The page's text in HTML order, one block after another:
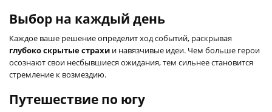
Выбор на каждый день
Каждое ваше решение определит ход событий, раскрывая
глубоко скрытые страхи и навязчивые идеи. Чем больше герои
осознают свои несбывшиеся ожидания, тем сильнее становится
стремление к возмездию.
Путешествие по югу